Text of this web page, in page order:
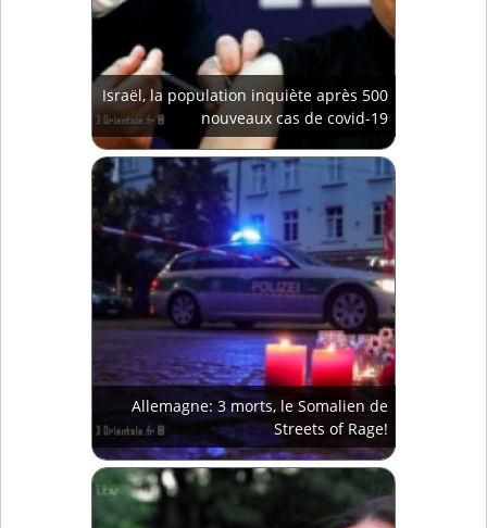
Israël, la population inquiète après 500
nouveaux cas de covid-19
Allemagne: 3 morts, le Somalien de
Streets of Rage!